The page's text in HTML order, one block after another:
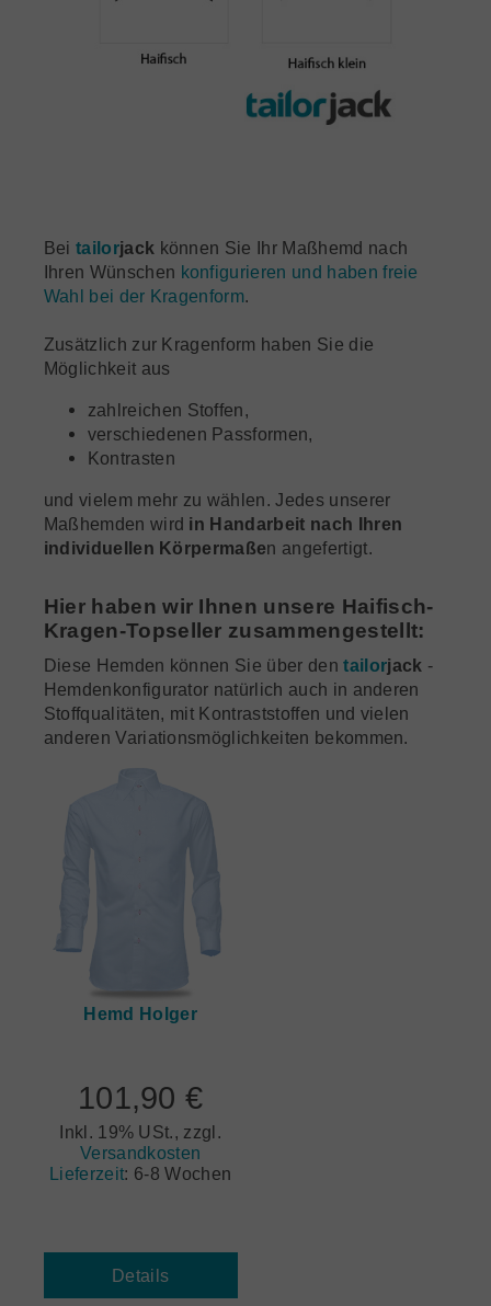
Bei tailorjack können Sie Ihr Maßhemd nach
Ihren Wünschen konfigurieren und haben freie
Wahl bei der Kragenform.
Zusätzlich zur Kragenform haben Sie die
Möglichkeit aus
zahlreichen Stoffen,
verschiedenen Passformen,
Kontrasten
und vielem mehr zu wählen. Jedes unserer
Maßhemden wird in Handarbeit nach Ihren
individuellen Körpermaßen angefertigt.
Hier haben wir Ihnen unsere Haifisch-
Kragen-Topseller zusammengestellt:
Diese Hemden können Sie über dentailorjack -
Hemdenkonfigurator natürlich auch in anderen
Stoffqualitäten, mit Kontraststoffen und vielen
anderen Variationsmöglichkeiten bekommen.
Hemd Holger
101,90 €
Inkl. 19% USt., zzgl.
Versandkosten
Lieferzeit: 6-8 Wochen
Details